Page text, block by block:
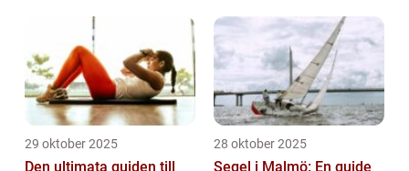
29 oktober 2025
Den ultimata guiden till
28 oktober 2025
Segel i Malmö: En guide